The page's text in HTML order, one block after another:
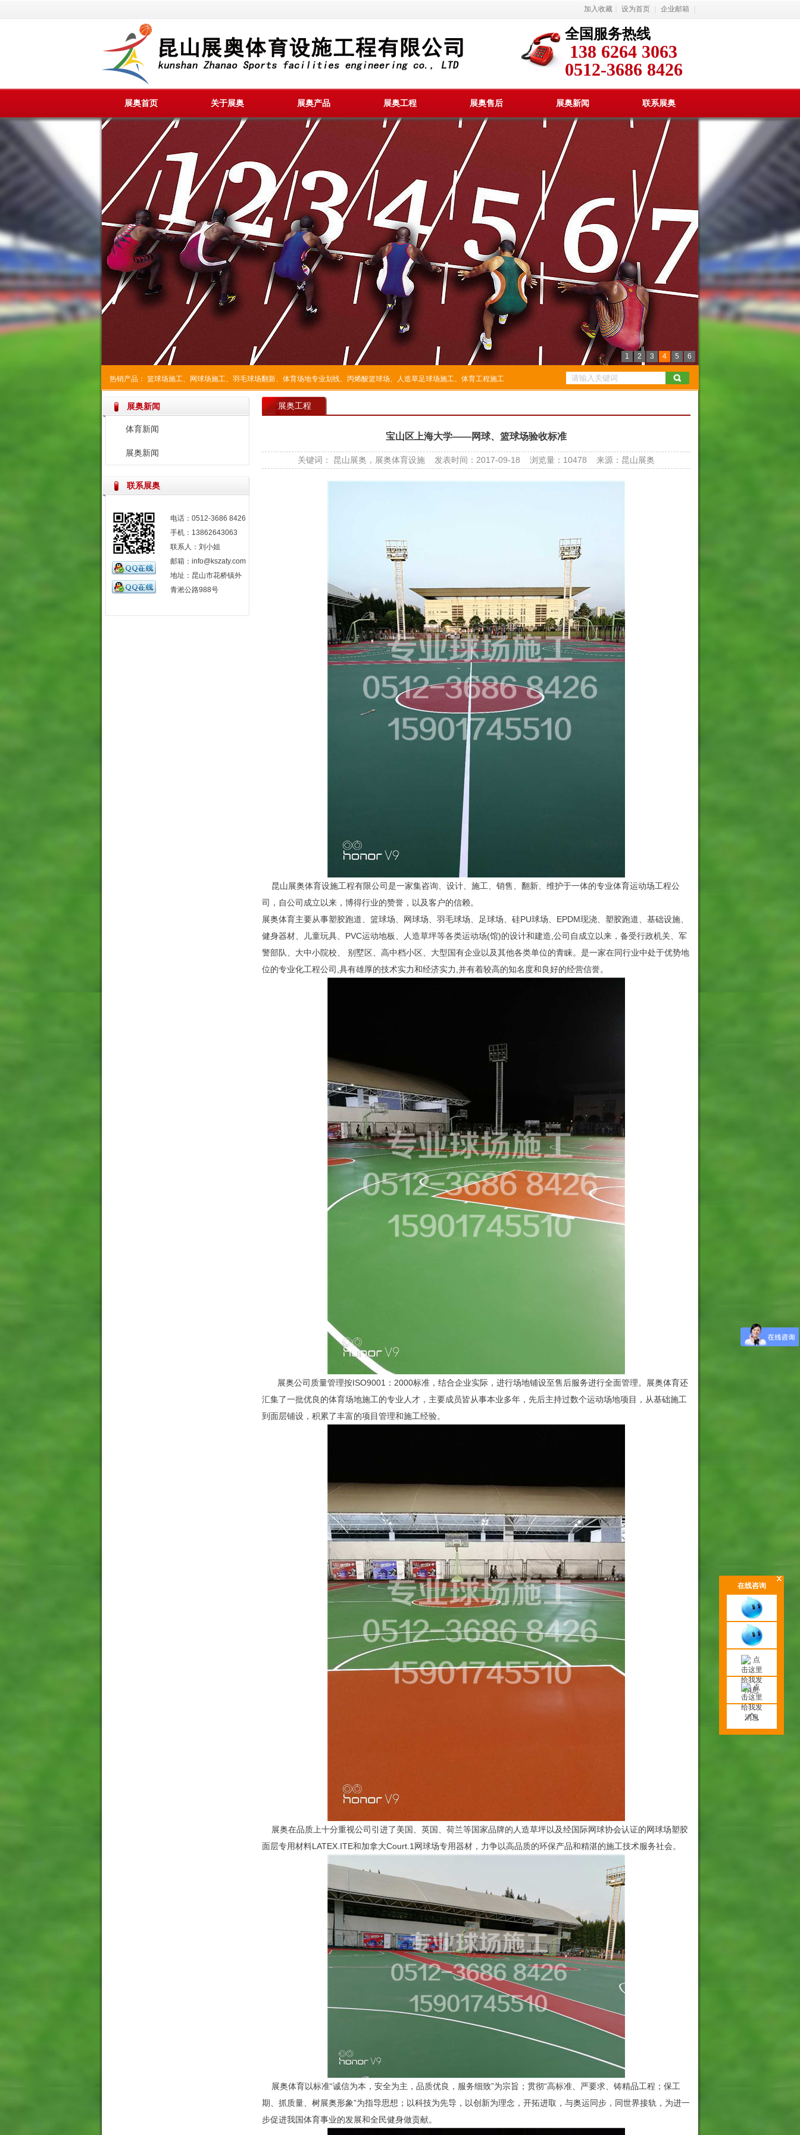
加入收藏 设为首页 企业邮箱
全国服务热线
138 6264 3063
0512-3686 8426
展奥首页 关于展奥 展奥产品 展奥工程 展奥售后 展奥新闻 联系展奥
1 2 3 4 5 6
热销产品： 篮球场施工、 网球场施工、 羽毛球场翻新、 体育场地专业划线、 丙烯酸篮球场、 人造草足球场施工、 体育工程施工
展奥新闻
体育新闻
展奥新闻
联系展奥
电话：0512-3686 8426
手机：13862643063
联系人：刘小姐
邮箱：info@kszaty.com
地址：昆山市花桥镇外
青淞公路988号
展奥工程
宝山区上海大学——网球、篮球场验收标准
关键词： 昆山展奥，展奥体育设施 发表时间：2017-09-18 浏览量：10478 来源：昆山展奥
昆山展奥体育设施工程有限公司是一家集咨询、设计、施工、销售、翻新、维护于一体的专业体育运动场工程公
司，自公司成立以来，博得行业的赞誉，以及客户的信赖。
展奥体育主要从事塑胶跑道、篮球场、网球场、羽毛球场、足球场、硅PU球场、EPDM现浇、塑胶跑道、基础设施、
健身器材、儿童玩具、PVC运动地板、人造草坪等各类运动场(馆)的设计和建造,公司自成立以来，备受行政机关、军
警部队、大中小院校、 别墅区、高中档小区、大型国有企业以及其他各类单位的青睐。是一家在同行业中处于优势地
位的专业化工程公司,具有雄厚的技术实力和经济实力,并有着较高的知名度和良好的经营信誉。
展奥公司质量管理按ISO9001：2000标准，结合企业实际，进行场地铺设至售后服务进行全面管理。展奥体育还
汇集了一批优良的体育场地施工的专业人才，主要成员皆从事本业多年，先后主持过数个运动场地项目，从基础施工
到面层铺设，积累了丰富的项目管理和施工经验。
展奥在品质上十分重视公司引进了美国、英国、荷兰等国家品牌的人造草坪以及经国际网球协会认证的网球场塑胶
面层专用材料LATEX.ITE和加拿大Court.1网球场专用器材，力争以高品质的环保产品和精湛的施工技术服务社会。
展奥体育以标准“诚信为本，安全为主，品质优良，服务细致”为宗旨；贯彻“高标准、严要求、铸精品工程；保工
期、抓质量、树展奥形象”为指导思想；以科技为先导，以创新为理念，开拓进取，与奥运同步，同世界接轨，为进一
步促进我国体育事业的发展和全民健身做贡献。
在线咨询